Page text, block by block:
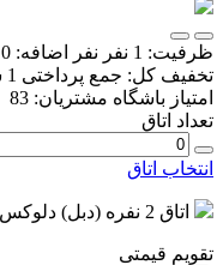
ظرفیت: 1 نفر نفر اضافه: 0 نفر
تخفیف کل: جمع پرداختی 1 شب:
امتیاز باشگاه مشتریان: 83
تعداد اتاق
انتخاب اتاق
اتاق 2 نفره (دبل) دلوکس
تقویم قیمتی